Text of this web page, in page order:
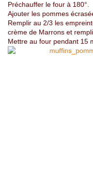
Préchauffer le four à 180°.
Ajouter les pommes
Remplir au 2/3 les
crème de Marrons et
Mettre au four pendant 15